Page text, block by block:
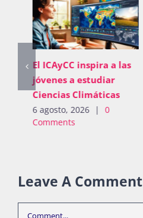
El ICAyCC inspira a las
jóvenes a estudiar
Ciencias Climáticas
6 agosto, 2026 |
Comments
Leave A Comment
Comment